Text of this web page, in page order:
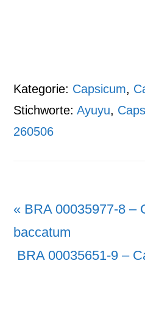
Kategorie: Capsicum,
Stichworte:Ayuyu,
260506
Vorheriger
Beitrag:
« BRA 00035977-8 –
baccatum
Nächster
BRA 00035651-9 –